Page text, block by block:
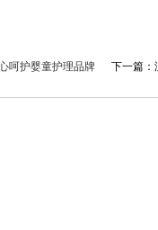
呵护婴童护理品牌 下一篇：